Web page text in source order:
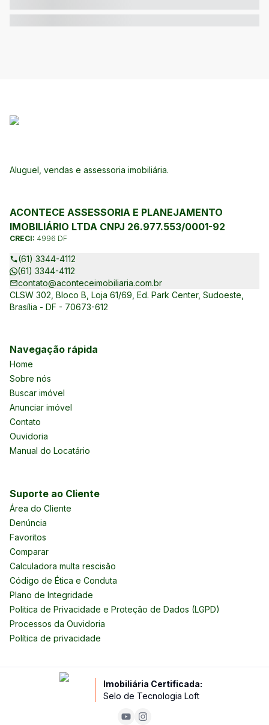
Aluguel, vendas e assessoria imobiliária.
ACONTECE ASSESSORIA E PLANEJAMENTO
IMOBILIÁRIO LTDA CNPJ 26.977.553/0001-92
CRECI: 4996 DF
(61) 3344-4112
(61) 3344-4112
contato@aconteceimobiliaria.com.br
CLSW 302, Bloco B, Loja 61/69, Ed. Park Center, Sudoeste,
Brasília - DF - 70673-612
Navegação rápida
Home
Sobre nós
Buscar imóvel
Anunciar imóvel
Contato
Ouvidoria
Manual do Locatário
Suporte ao Cliente
Área do Cliente
Denúncia
Favoritos
Comparar
Calculadora multa rescisão
Código de Ética e Conduta
Plano de Integridade
Politica de Privacidade e Proteção de Dados (LGPD)
Processos da Ouvidoria
Política de privacidade
Imobiliária Certificada:
Selo de Tecnologia Loft